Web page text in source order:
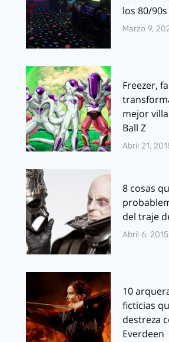
los 80/90s
Marzo 9,
Freezer,
mejor
Ball Z
Abril 21,
8 cosas
del traje
Abril 6, 2015
10
ficticias
destreza
Everdeen